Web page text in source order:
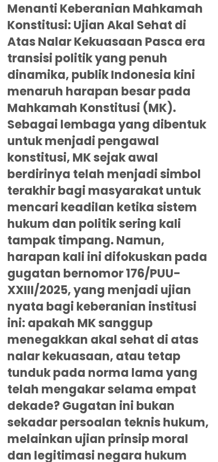
Menanti Keberanian Mahkamah
Konstitusi: Ujian Akal Sehat di
Atas Nalar Kekuasaan Pasca era
transisi politik yang penuh
dinamika, publik Indonesia kini
menaruh harapan besar pada
Mahkamah Konstitusi (MK).
Sebagai lembaga yang dibentuk
untuk menjadi pengawal
konstitusi, MK sejak awal
berdirinya telah menjadi simbol
terakhir bagi masyarakat untuk
mencari keadilan ketika sistem
hukum dan politik sering kali
tampak timpang. Namun,
harapan kali ini difokuskan pada
gugatan bernomor 176/PUU-
XXIII/2025, yang menjadi ujian
nyata bagi keberanian institusi
ini: apakah MK sanggup
menegakkan akal sehat di atas
nalar kekuasaan, atau tetap
tunduk pada norma lama yang
telah mengakar selama empat
dekade? Gugatan ini bukan
sekadar persoalan teknis hukum,
melainkan ujian prinsip moral
dan legitimasi negara hukum